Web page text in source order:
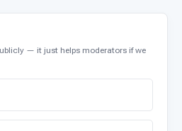
— it just helps moderators if we